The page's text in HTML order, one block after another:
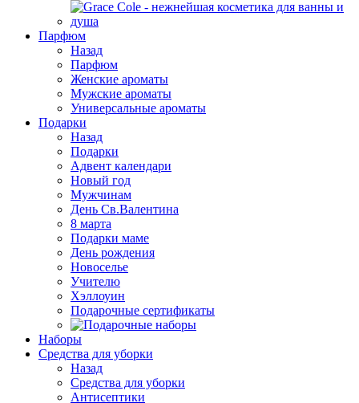
Парфюм
Назад
Парфюм
Женские ароматы
Мужские ароматы
Универсальные ароматы
Подарки
Назад
Подарки
Адвент календари
Новый год
Мужчинам
День Св.Валентина
8 марта
Подарки маме
День рождения
Новоселье
Учителю
Хэллоуин
Подарочные сертификаты
Наборы
Средства для уборки
Назад
Средства для уборки
Антисептики